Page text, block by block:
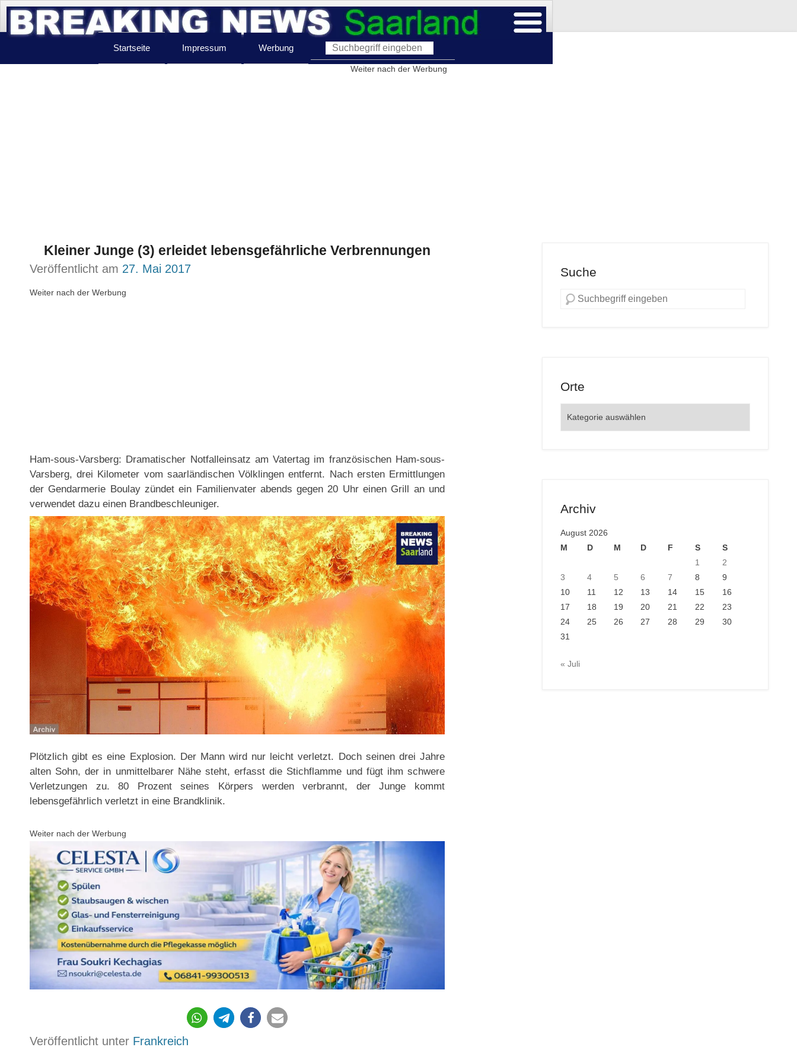
Startseite Impressum Werbung
Weiter nach der Werbung
Kleiner Junge (3) erleidet lebensgefährliche Verbrennungen
Veröffentlicht am 27. Mai 2017
Weiter nach der Werbung
Ham-sous-Varsberg: Dramatischer Notfalleinsatz am Vatertag im französischen Ham-sous-
Varsberg, drei Kilometer vom saarländischen Völklingen entfernt. Nach ersten Ermittlungen
der Gendarmerie Boulay zündet ein Familienvater abends gegen 20 Uhr einen Grill an und
verwendet dazu einen Brandbeschleuniger.
Plötzlich gibt es eine Explosion. Der Mann wird nur leicht verletzt. Doch seinen drei Jahre
alten Sohn, der in unmittelbarer Nähe steht, erfasst die Stichflamme und fügt ihm schwere
Verletzungen zu. 80 Prozent seines Körpers werden verbrannt, der Junge kommt
lebensgefährlich verletzt in eine Brandklinik.
Weiter nach der Werbung
Veröffentlicht unter Frankreich
Suche
Orte
Archiv
August 2026
M
D M D F S
S
1
2
3
4 5 6 7 8
9
10
11 12 13 14 15
16
17
18 19 20 21 22
23
24
25 26 27 28 29
30
31
« Juli